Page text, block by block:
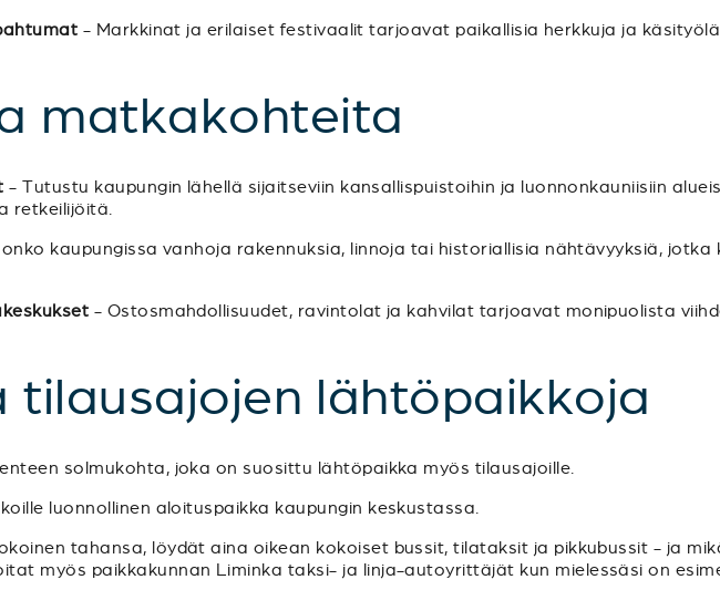
- Markkinat ja erilaiset festivaalit tarjoavat paikallisia herkkuja ja
matkakohteita
- Tutustu kaupungin lähellä sijaitseviin kansallispuistoihin ja luonnonkauniisiin
retkeilijöitä.
kaupungissa vanhoja rakennuksia, linnoja tai historiallisia nähtävyyksiä, jotka
- Ostosmahdollisuudet, ravintolat ja kahvilat tarjoavat monipuolista
tilausajojen lähtöpaikkoja
solmukohta, joka on suosittu lähtöpaikka myös tilausajoille.
luonnollinen aloituspaikka kaupungin keskustassa.
tahansa, löydät aina oikean kokoiset bussit, tilataksit ja pikkubussit - ja
myös paikkakunnan Liminka taksi- ja linja-autoyrittäjät kun mielessäsi on